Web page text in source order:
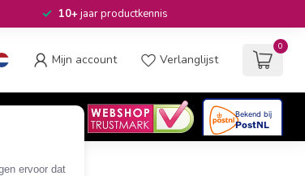
ervoor dat
10+jaar productkennis
Mijn account Verlanglijst
0